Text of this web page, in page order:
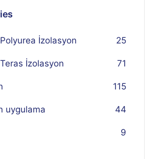
İzolasyon 25
İzolasyon 71
115
uygulama 44
9